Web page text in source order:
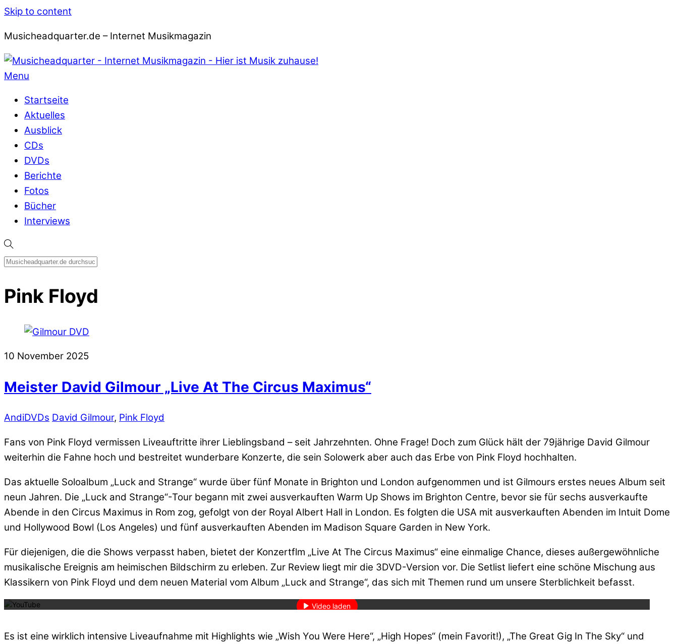
Skip to content
Musicheadquarter.de – Internet Musikmagazin
Menu
Startseite
Aktuelles
Ausblick
CDs
DVDs
Berichte
Fotos
Bücher
Interviews
Pink Floyd
10 November 2025
Meister David Gilmour „Live At The Circus Maximus“
AndiDVDs David Gilmour, Pink Floyd
Fans von Pink Floyd vermissen Liveauftritte ihrer Lieblingsband – seit Jahrzehnten. Ohne Frage! Doch zum Glück hält der 79jährige David Gilmour
weiterhin die Fahne hoch und bestreitet wunderbare Konzerte, die sein Solowerk aber auch das Erbe von Pink Floyd hochhalten.
Das aktuelle Soloalbum „Luck and Strange“ wurde über fünf Monate in Brighton und London aufgenommen und ist Gilmours erstes neues Album seit
neun Jahren. Die „Luck and Strange“-Tour begann mit zwei ausverkauften Warm Up Shows im Brighton Centre, bevor sie für sechs ausverkaufte
Abende in den Circus Maximus in Rom zog, gefolgt von der Royal Albert Hall in London. Es folgten die USA mit ausverkauften Abenden im Intuit Dome
und Hollywood Bowl (Los Angeles) und fünf ausverkauften Abenden im Madison Square Garden in New York.
Für diejenigen, die die Shows verpasst haben, bietet der Konzertflm „Live At The Circus Maximus“ eine einmalige Chance, dieses außergewöhnliche
musikalische Ereignis am heimischen Bildschirm zu erleben. Zur Review liegt mir die 3DVD-Version vor. Die Setlist liefert eine schöne Mischung aus
Klassikern von Pink Floyd und dem neuen Material vom Album „Luck and Strange“, das sich mit Themen rund um unsere Sterblichkeit befasst.
Mit dem Laden des Videos akzeptieren Sie die Datenschutzerklärung von YouTube.
Mehr erfahren
Video laden
Es ist eine wirklich intensive Liveaufnahme mit Highlights wie „Wish You Were Here“, „High Hopes“ (mein Favorit!), „The Great Gig In The Sky“ und